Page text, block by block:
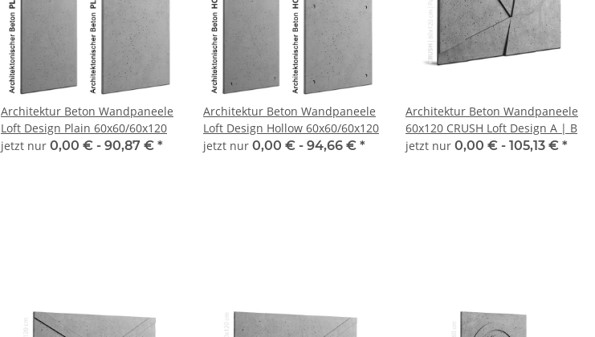
Architektur Beton Wandpaneele
Loft Design Plain 60x60/60x120
jetzt nur 0,00 € - 90,87 € *
Architektur Beton Wandpaneele
Loft Design Hollow 60x60/60x120
jetzt nur 0,00 € - 94,66 € *
Architektur Beton Wandpaneele
60x120 CRUSH Loft Design A | B
jetzt nur 0,00 € - 105,13 € *